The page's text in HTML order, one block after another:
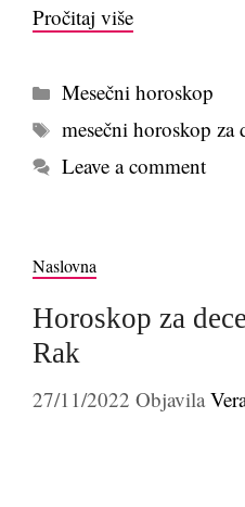
Pročitaj više
Kategorije
Mesečni horoskop
Tags
mesečni horoskop za
Leave a comment
Naslovna
Horoskop za
Rak
27/11/2022 Objavila